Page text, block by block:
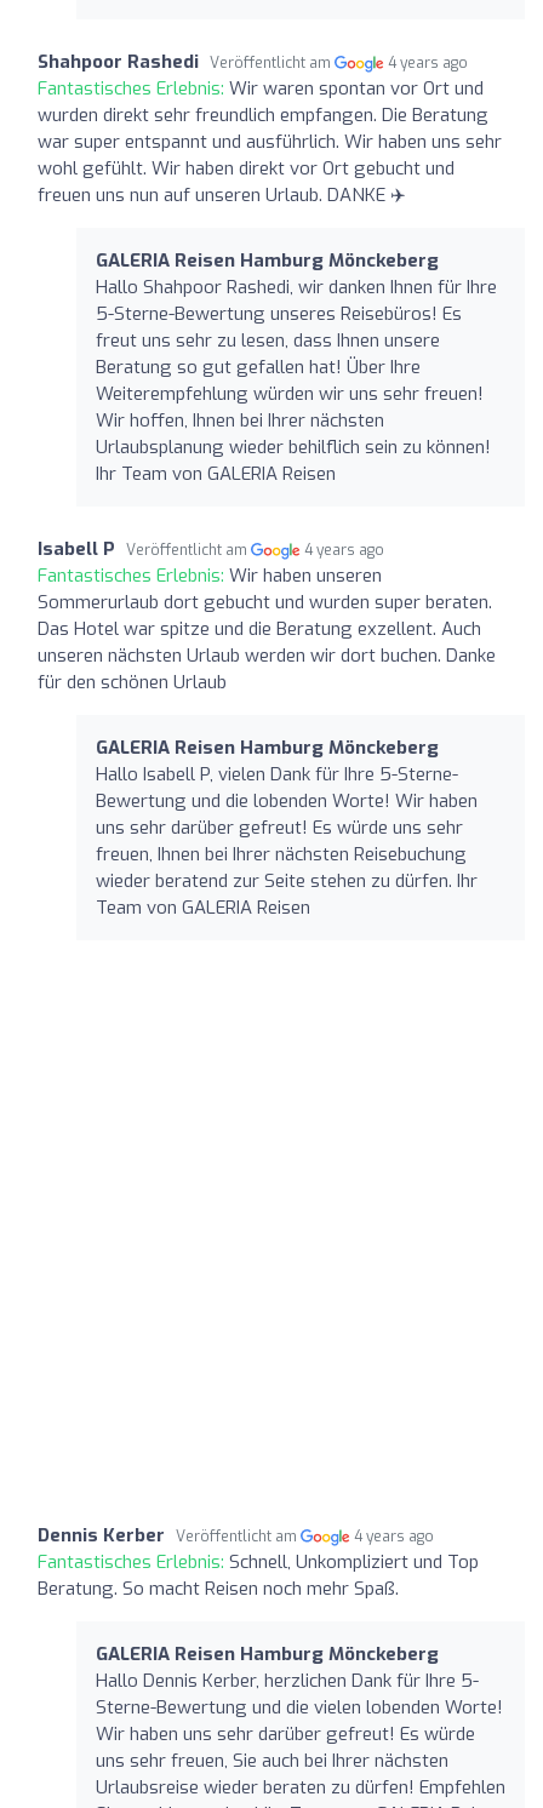
Shahpoor Rashedi Veröffentlicht am 4 years ago
Fantastisches Erlebnis: Wir waren spontan vor Ort und
wurden direkt sehr freundlich empfangen. Die Beratung
war super entspannt und ausführlich. Wir haben uns sehr
wohl gefühlt. Wir haben direkt vor Ort gebucht und
freuen uns nun auf unseren Urlaub. DANKE ✈️
GALERIA Reisen Hamburg Mönckeberg
Hallo Shahpoor Rashedi, wir danken Ihnen für Ihre
5-Sterne-Bewertung unseres Reisebüros! Es
freut uns sehr zu lesen, dass Ihnen unsere
Beratung so gut gefallen hat! Über Ihre
Weiterempfehlung würden wir uns sehr freuen!
Wir hoffen, Ihnen bei Ihrer nächsten
Urlaubsplanung wieder behilflich sein zu können!
Ihr Team von GALERIA Reisen
Isabell P Veröffentlicht am 4 years ago
Fantastisches Erlebnis: Wir haben unseren
Sommerurlaub dort gebucht und wurden super beraten.
Das Hotel war spitze und die Beratung exzellent. Auch
unseren nächsten Urlaub werden wir dort buchen. Danke
für den schönen Urlaub
GALERIA Reisen Hamburg Mönckeberg
Hallo Isabell P, vielen Dank für Ihre 5-Sterne-
Bewertung und die lobenden Worte! Wir haben
uns sehr darüber gefreut! Es würde uns sehr
freuen, Ihnen bei Ihrer nächsten Reisebuchung
wieder beratend zur Seite stehen zu dürfen. Ihr
Team von GALERIA Reisen
Dennis Kerber Veröffentlicht am 4 years ago
Fantastisches Erlebnis: Schnell, Unkompliziert und Top
Beratung. So macht Reisen noch mehr Spaß.
GALERIA Reisen Hamburg Mönckeberg
Hallo Dennis Kerber, herzlichen Dank für Ihre 5-
Sterne-Bewertung und die vielen lobenden Worte!
Wir haben uns sehr darüber gefreut! Es würde
uns sehr freuen, Sie auch bei Ihrer nächsten
Urlaubsreise wieder beraten zu dürfen! Empfehlen